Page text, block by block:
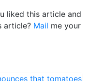
liked this article and
article? Mail me your